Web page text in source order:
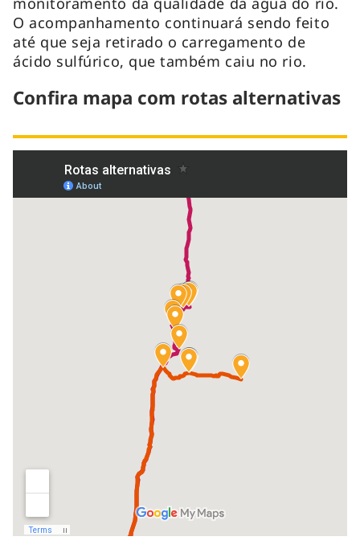
O acompanhamento continuará sendo feito
até que seja retirado o carregamento de
ácido sulfúrico, que também caiu no rio.
Confira mapa com rotas alternativas